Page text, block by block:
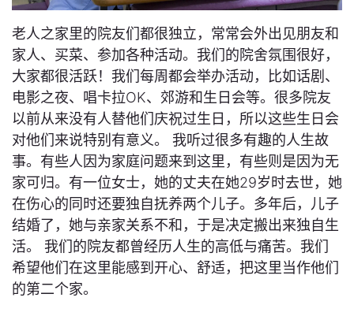
老人之家里的院友们都很独立，常常会外出见朋友和
家人、买菜、参加各种活动。我们的院舍氛围很好，
大家都很活跃！我们每周都会举办活动，比如话剧、
电影之夜、唱卡拉OK、郊游和生日会等。很多院友
以前从来没有人替他们庆祝过生日，所以这些生日会
对他们来说特别有意义。 我听过很多有趣的人生故
事。有些人因为家庭问题来到这里，有些则是因为无
家可归。有一位女士，她的丈夫在她29岁时去世，她
在伤心的同时还要独自抚养两个儿子。多年后，儿子
结婚了，她与亲家关系不和，于是决定搬出来独自生
活。 我们的院友都曾经历人生的高低与痛苦。我们
希望他们在这里能感到开心、舒适，把这里当作他们
的第二个家。